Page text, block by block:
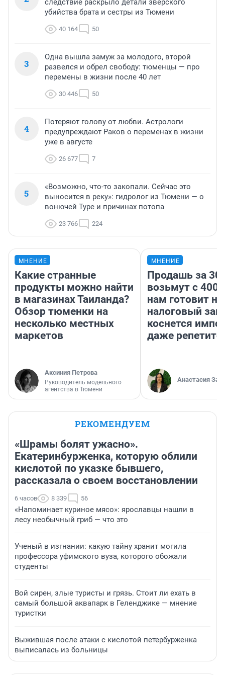
следствие раскрыло детали зверского
убийства брата и сестры из Тюмени
40 164 50
3
Одна вышла замуж за молодого, второй
развелся и обрел свободу: тюменцы — про
перемены в жизни после 40 лет
30 446 50
4
Потеряют голову от любви. Астрологи
предупреждают Раков о переменах в жизни
уже в августе
26 677 7
5
«Возможно, что-то закопали. Сейчас это
выносится в реку»: гидролог из Тюмени — о
вонючей Туре и причинах потопа
23 766 224
МНЕНИЕ
Какие странные
продукты можно найти
в магазинах Таиланда?
Обзор тюменки на
несколько местных
маркетов
Аксиния Петрова
Руководитель модельного
агентства в Тюмени
МНЕНИЕ
Продашь за
возьмут с
нам готовит
налоговый
коснется
даже
Анастасия
РЕКОМЕНДУЕМ
«Шрамы болят ужасно».
Екатеринбурженка, которую облили
кислотой по указке бывшего,
рассказала о своем восстановлении
6 часов 8 339 56
«Напоминает куриное мясо»: ярославцы нашли в
лесу необычный гриб — что это
Ученый в изгнании: какую тайну хранит могила
профессора уфимского вуза, которого обожали
студенты
Вой сирен, злые туристы и грязь. Стоит ли ехать в
самый большой аквапарк в Геленджике — мнение
туристки
Выжившая после атаки с кислотой петербурженка
выписалась из больницы